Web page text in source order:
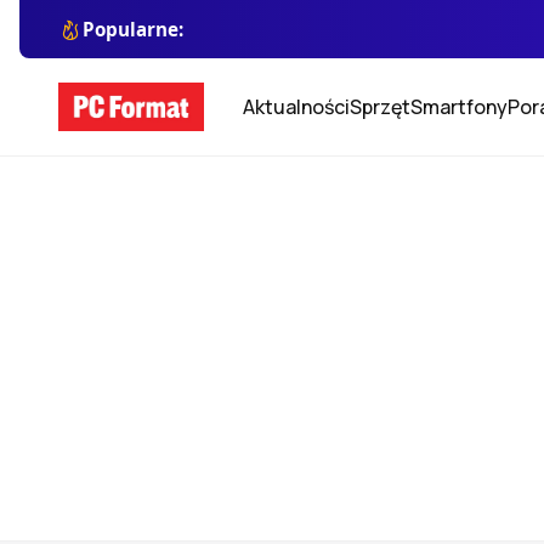
Popularne:
AktualnościSprzętSmartfony